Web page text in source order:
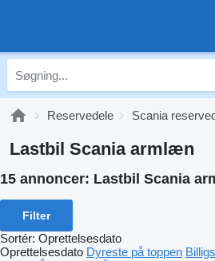
Reservedele Scania
Lastbil Scania armlæn
15 annoncer: Lastbil Scania
Filter
Sortér: Oprettelsesdato
Oprettelsesdato Dyreste på toppen